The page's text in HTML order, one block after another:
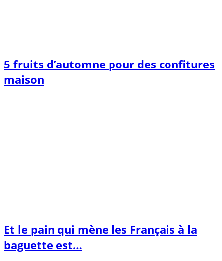
5 fruits d’automne pour des confitures
maison
Et le pain qui mène les Français à la
baguette est…